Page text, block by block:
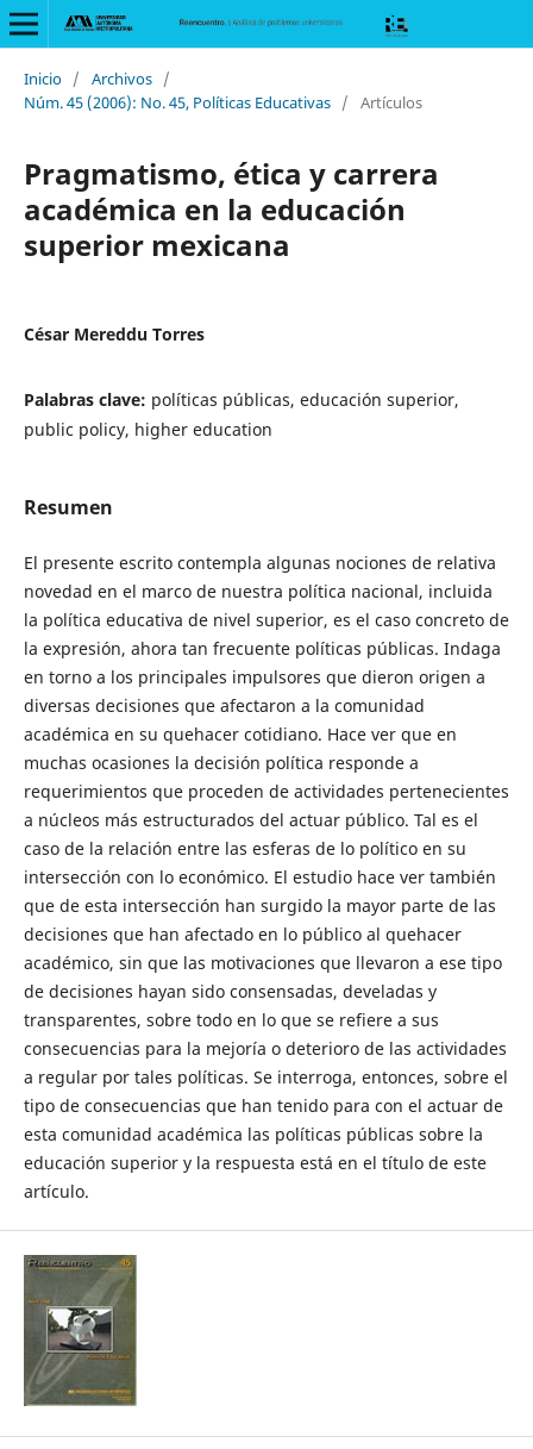
Inicio / Archivos /
Núm. 45 (2006): No. 45, Políticas Educativas / Artículos
Pragmatismo, ética y carrera
académica en la educación
superior mexicana
César Mereddu Torres
Palabras clave: políticas públicas, educación superior,
public policy, higher education
Resumen
El presente escrito contempla algunas nociones de relativa
novedad en el marco de nuestra política nacional, incluida
la política educativa de nivel superior, es el caso concreto de
la expresión, ahora tan frecuente políticas públicas. Indaga
en torno a los principales impulsores que dieron origen a
diversas decisiones que afectaron a la comunidad
académica en su quehacer cotidiano. Hace ver que en
muchas ocasiones la decisión política responde a
requerimientos que proceden de actividades pertenecientes
a núcleos más estructurados del actuar público. Tal es el
caso de la relación entre las esferas de lo político en su
intersección con lo económico. El estudio hace ver también
que de esta intersección han surgido la mayor parte de las
decisiones que han afectado en lo público al quehacer
académico, sin que las motivaciones que llevaron a ese tipo
de decisiones hayan sido consensadas, develadas y
transparentes, sobre todo en lo que se refiere a sus
consecuencias para la mejoría o deterioro de las actividades
a regular por tales políticas. Se interroga, entonces, sobre el
tipo de consecuencias que han tenido para con el actuar de
esta comunidad académica las políticas públicas sobre la
educación superior y la respuesta está en el título de este
artículo.